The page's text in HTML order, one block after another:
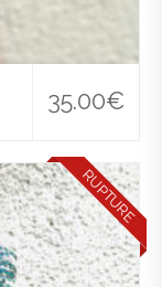
35.00€
RUPTURE